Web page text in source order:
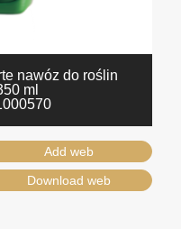
nawóz do roślin
ml
Add web
Download web